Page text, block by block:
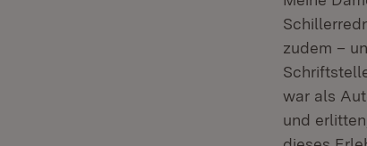
zudem –
war als
und